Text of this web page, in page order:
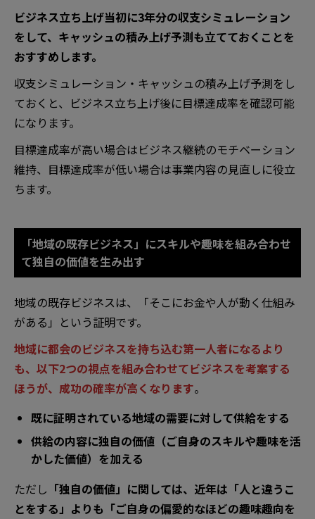
ビジネス立ち上げ当初に3年分の収支シミュレーション
をして、キャッシュの積み上げ予測も立てておくことを
おすすめします。
収支シミュレーション・キャッシュの積み上げ予測をし
ておくと、ビジネス立ち上げ後に目標達成率を確認可能
になります。
目標達成率が高い場合はビジネス継続のモチベーション
維持、目標達成率が低い場合は事業内容の見直しに役立
ちます。
「地域の既存ビジネス」にスキルや趣味を組み合わせ
て独自の価値を生み出す
地域の既存ビジネスは、「そこにお金や人が動く仕組み
がある」という証明です。
地域に都会のビジネスを持ち込む第一人者になるより
も、以下2つの視点を組み合わせてビジネスを考案する
ほうが、成功の確率が高くなります。
既に証明されている地域の需要に対して供給をする
供給の内容に独自の価値（ご自身のスキルや趣味を活
かした価値）を加える
ただし 「独自の価値」に関しては、近年は「人と違うこ
とをする」よりも「ご自身の偏愛的なほどの趣味趣向を